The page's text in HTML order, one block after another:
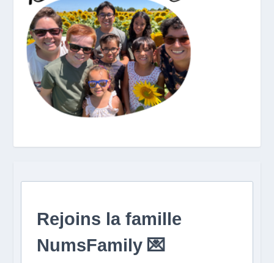
Rejoins la famille
NumsFamily 💌